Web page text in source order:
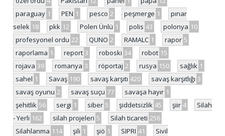
paraguay 1 PEN 1 pesco 2 peşmerge 1
pınar
selek 18 pkk 12 Polen Ünlü 1 polis 43 polonya 10
profesyonel ordu 22 QUNO 2 RAMALC 1 rapor 5
raporlama 1 report 3 roboski 34 robot 15
rojava 39 romanya 3 röportaj 2 rusya 150 sağlık 1
sahel 1 Savaş 190 savaş karşıtı 420 savaş karşıtlığı 3
savaş oyunu 2 savaş suçu 77 savaşa hayır 1
şehitlik 56 sergi 1 siber 5 şiddetsizlik 45 şiir 4
Silah
- Yerli 162 silah projeleri 5 Silah ticareti 256
Silahlanma 114 şili 1 şiö 1 SIPRI 41
Sivil